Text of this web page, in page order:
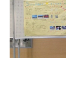
FAQ